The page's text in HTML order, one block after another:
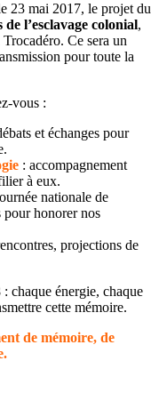
23 mai 2017, le projet du
l’esclavage colonial,
Ce sera un
pour toute la
vous :
et échanges pour
: accompagnement
à eux.
nationale de
pour honorer nos
projections de
chaque énergie, chaque
cette mémoire.
de mémoire, de